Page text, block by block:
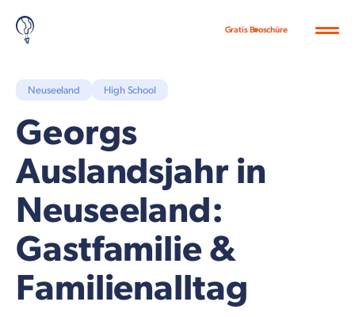
Gratis Broschüre
Neuseeland High School
Georgs
Auslandsjahr in
Neuseeland:
Gastfamilie &
Familienalltag